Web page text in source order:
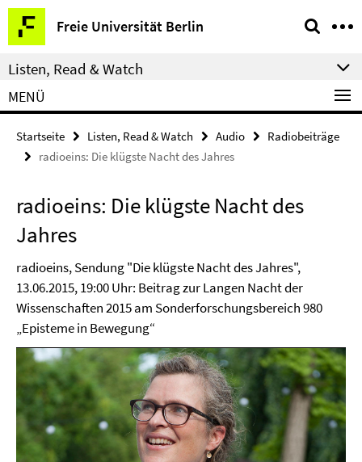
Springe
direkt
zu
Inhalt
Freie Universität Berlin
Service-
Navigation
Listen, Read & Watch
MENÜ
Startseite Listen, Read & Watch Audio
Radiobeiträge
radioeins: Die klügste Nacht des Jahres
radioeins: Die klügste Nacht des
Jahres
radioeins, Sendung "Die klügste Nacht des Jahres",
13.06.2015, 19:00 Uhr: Beitrag zur Langen Nacht der
Wissenschaften 2015 am Sonderforschungsbereich 980
„Episteme in Bewegung“